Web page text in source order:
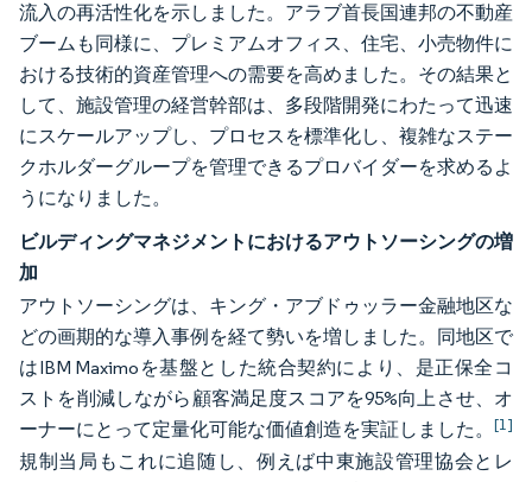
流入の再活性化を示しました。アラブ首長国連邦の不動産
ブームも同様に、プレミアムオフィス、住宅、小売物件に
おける技術的資産管理への需要を高めました。その結果と
して、施設管理の経営幹部は、多段階開発にわたって迅速
にスケールアップし、プロセスを標準化し、複雑なステー
クホルダーグループを管理できるプロバイダーを求めるよ
うになりました。
ビルディングマネジメントにおけるアウトソーシングの増
加
アウトソーシングは、キング・アブドゥッラー金融地区な
どの画期的な導入事例を経て勢いを増しました。同地区で
はIBM Maximoを基盤とした統合契約により、是正保全コ
ストを削減しながら顧客満足度スコアを95%向上させ、オ
ーナーにとって定量化可能な価値創造を実証しました。 [1]
規制当局もこれに追随し、例えば中東施設管理協会とレ